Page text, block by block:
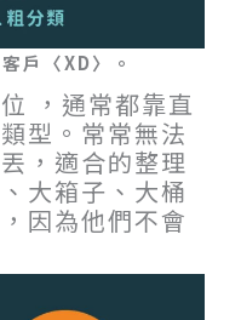
戶〈XD〉。
，通常都靠直
型。常常無法
，適合的整理
大箱子、大桶
因為他們不會